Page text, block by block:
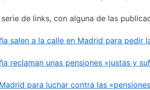
de links, con alguna de las
salen a la calle en Madrid para pedir
reclaman unas pensiones «justas y
para luchar contra las